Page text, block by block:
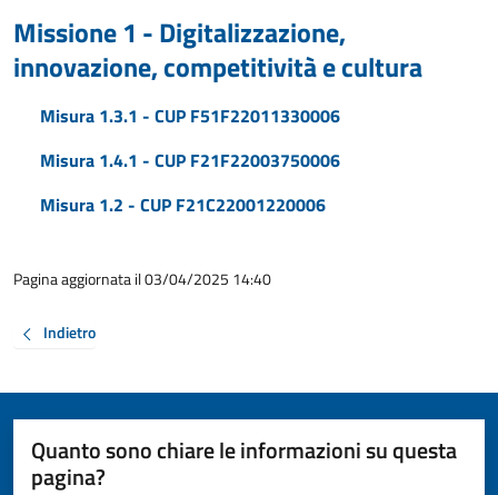
Missione 1 - Digitalizzazione,
innovazione, competitività e cultura
Misura 1.3.1 - CUP F51F22011330006
Misura 1.4.1 - CUP F21F22003750006
Misura 1.2 - CUP F21C22001220006
Pagina aggiornata il 03/04/2025 14:40
Indietro
Quanto sono chiare le informazioni su questa
pagina?